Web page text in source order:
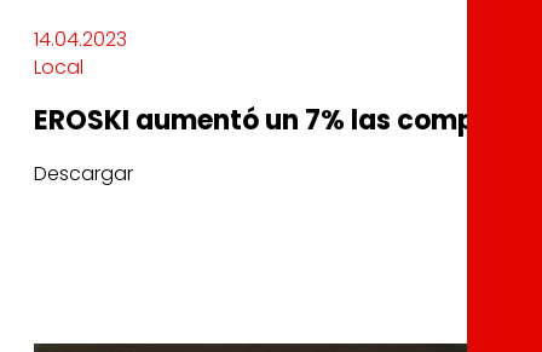
14.04.2023
Local
EROSKI aumentó un 7% las
Descargar